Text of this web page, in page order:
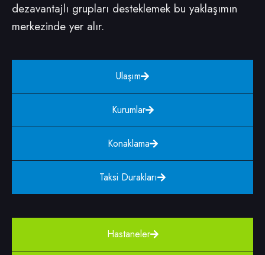
dezavantajlı grupları desteklemek bu yaklaşımın
merkezinde yer alır.
Ulaşım
Kurumlar
Konaklama
Taksi Durakları
Hastaneler